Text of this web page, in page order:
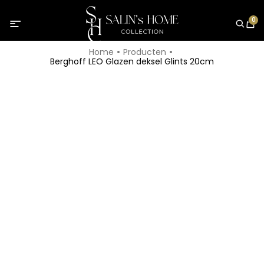
0
Home
Producten
Berghoff LEO Glazen deksel Glints 20cm